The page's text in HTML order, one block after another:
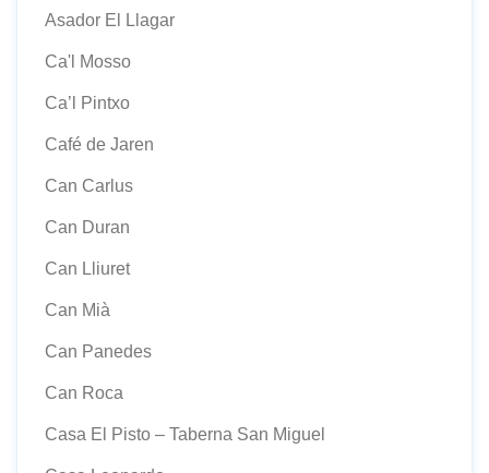
Asador El Llagar
Ca'l Mosso
Ca’l Pintxo
Café de Jaren
Can Carlus
Can Duran
Can Lliuret
Can Mià
Can Panedes
Can Roca
Casa El Pisto – Taberna San Miguel